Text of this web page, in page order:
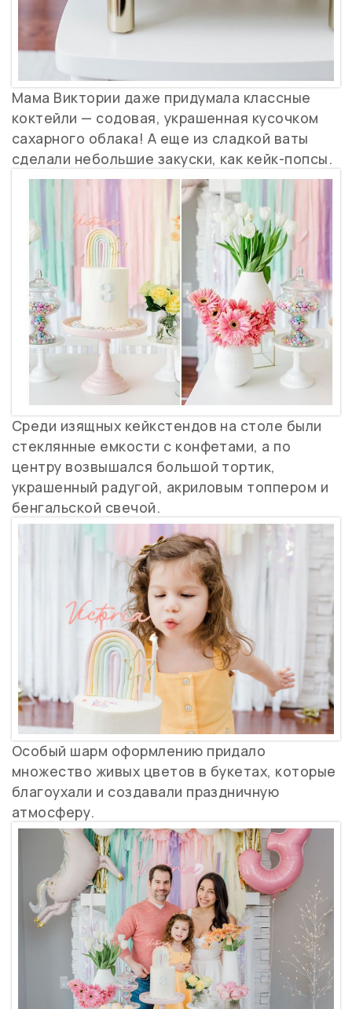
Мама Виктории даже придумала классные
коктейли — содовая, украшенная кусочком
сахарного облака! А еще из сладкой ваты
сделали небольшие закуски, как кейк-попсы.
Среди изящных кейкстендов на столе были
стеклянные емкости с конфетами, а по
центру возвышался большой тортик,
украшенный радугой, акриловым топпером и
бенгальской свечой.
Особый шарм оформлению придало
множество живых цветов в букетах, которые
благоухали и создавали праздничную
атмосферу.